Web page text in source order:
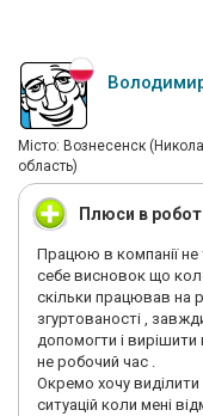
Мiсто: Вознесенск
область)
Плюси в
Працюю в компанії
себе висновок що
скільки працював на
згуртованості ,
допомогти і вирішити
не робочий час .
Окремо хочу
ситуацій коли мені